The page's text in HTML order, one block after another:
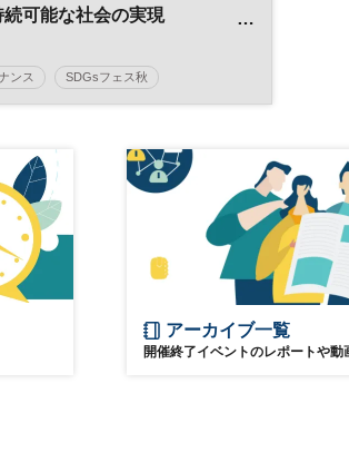
可能な社会の実現
ンス SDGsフェス秋
アーカイブ一覧
開催終了イベントのレポートや動